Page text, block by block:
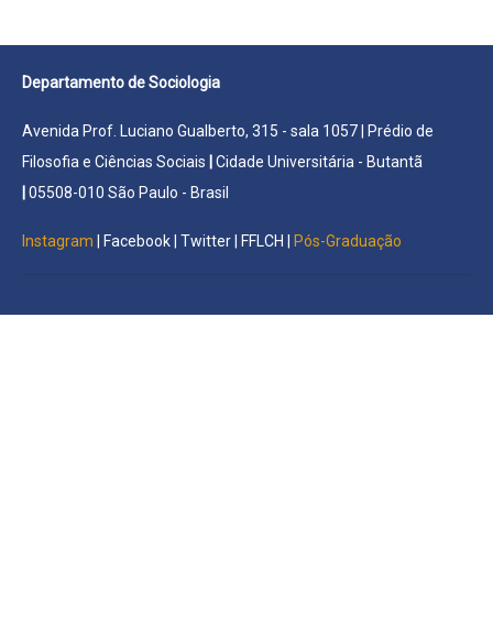
Departamento de Sociologia
Avenida Prof. Luciano Gualberto, 315 - sala 1057 | Prédio de
Filosofia e Ciências Sociais
Cidade Universitária - Butantã
05508-010 São Paulo - Brasil
Instagram Facebook Twitter FFLCH Pós-Graduação